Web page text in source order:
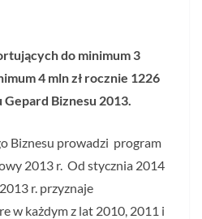
do minimum 3
4 mln zł rocznie 1226
Biznesu 2013.
Biznesu prowadzi program
2013 r. Od stycznia 2014
r. przyznaje
w każdym z lat 2010, 2011 i